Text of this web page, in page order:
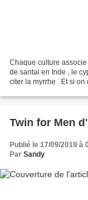
Chaque culture
de santal en Inde , le
citer la myrrhe . Et si
Twin for Men
Publié le 17/09/2019 à
Par Sandy